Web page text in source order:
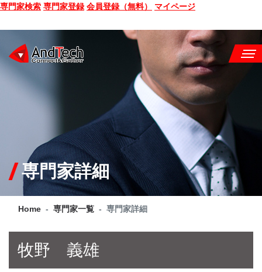
専門家検索 専門家登録 会員登録（無料） マイページ
CONSULTING
SERVICE
COMPANY
Q&A
専門家詳細
Home 専門家一覧 専門家詳細
牧野 義雄